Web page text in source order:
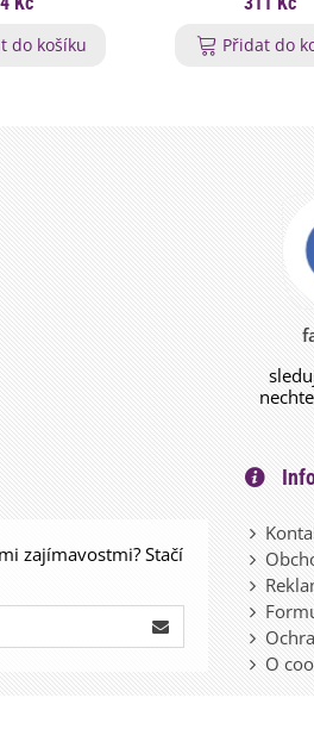
do košíku
Přidat do
zajímavostmi? Stačí
O